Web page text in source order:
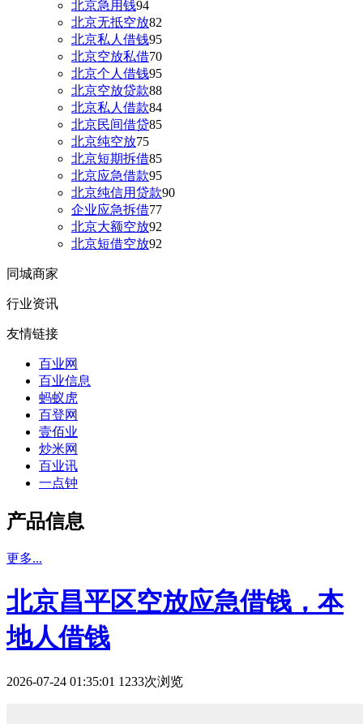
北京急用钱94
北京无抵空放82
北京私人借钱95
北京空放私借70
北京个人借钱95
北京空放贷款88
北京私人借款84
北京民间借贷85
北京纯空放75
北京短期拆借85
北京应急借款95
北京纯信用贷款90
企业应急拆借77
北京大额空放92
北京短借空放92
同城商家
行业资讯
友情链接
百业网
百业信息
蚂蚁虎
百登网
壹佰业
炒米网
百业讯
一点钟
产品信息
更多...
北京昌平区空放应急借钱，本
地人借钱
2026-07-24 01:35:01 1233次浏览